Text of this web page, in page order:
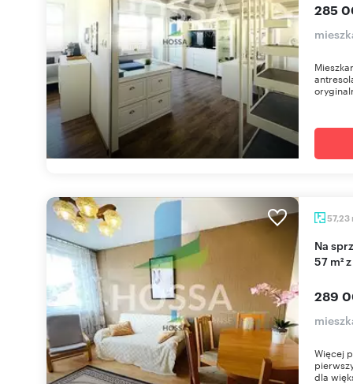
285
57,23
Na sprzedaż przestronne 4-pokojowe mieszkanie
57 m²
289
Więcej
dla